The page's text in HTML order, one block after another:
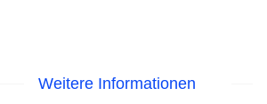
Weitere Informationen